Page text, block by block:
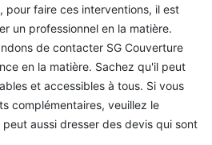
pour faire ces interventions, il est
un professionnel en la matière.
de contacter SG Couverture
en la matière. Sachez qu'il peut
et accessibles à tous. Si vous
complémentaires, veuillez le
aussi dresser des devis qui sont